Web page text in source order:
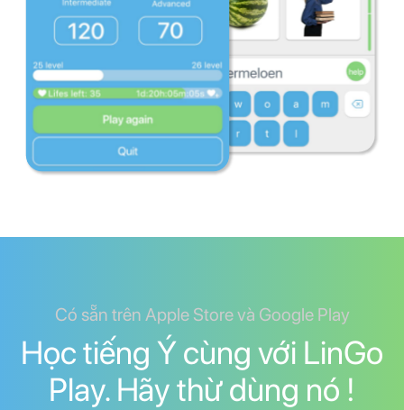
Có sẵn trên Apple Store và Google Play
Học tiếng Ý cùng với LinGo
Play. Hãy thừ dùng nó !